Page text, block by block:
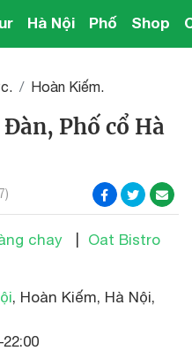
Hà Nội Phố Shop
Hoàn Kiếm.
Phố cổ Hà
chay
Oat Bistro
, Hoàn Kiếm, Hà Nội,